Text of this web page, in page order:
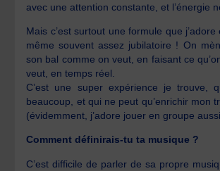
avec une attention constante, et l’énergie
Mais c’est surtout une formule que
même souvent assez jubilatoire ! On
son bal comme on veut, en faisant ce
veut, en temps réel.
C’est une super expérience je trouve,
beaucoup, et qui ne peut qu’enrichir mon
(évidemment, j’adore jouer en groupe aussi
Comment définirais-tu ta musique ?
C’est difficile de parler de sa propre